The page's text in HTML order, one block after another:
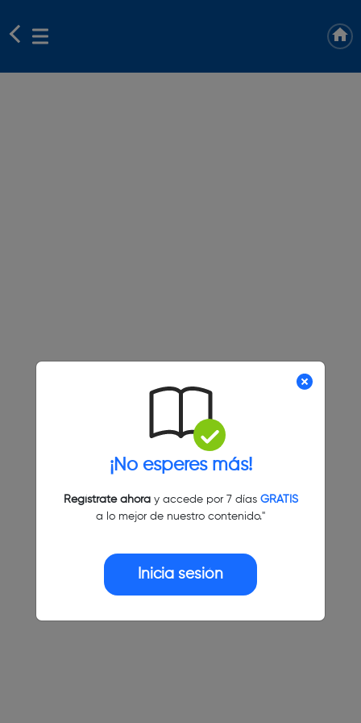
¡No esperes más!
Regístrate ahoray accede por 7 días GRATIS
a lo mejor de nuestro contenido."
Inicia sesión